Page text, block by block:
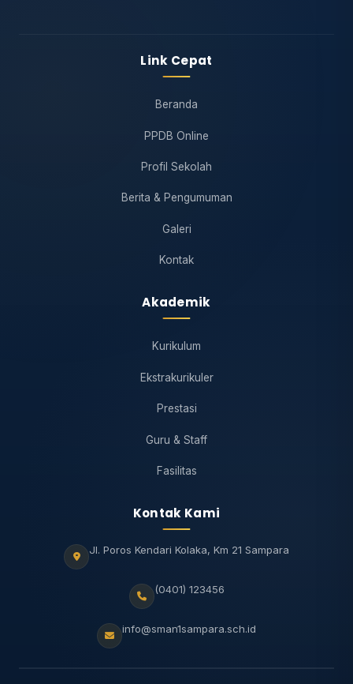
Link Cepat
Beranda
PPDB Online
Profil Sekolah
Berita & Pengumuman
Galeri
Kontak
Akademik
Kurikulum
Ekstrakurikuler
Prestasi
Guru & Staff
Fasilitas
Kontak Kami
Jl. Poros Kendari Kolaka, Km 21 Sampara
(0401) 123456
info@sman1sampara.sch.id